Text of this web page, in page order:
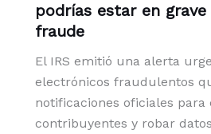
podrías estar en
fraude
El IRS emitió una alerta
electrónicos fraudulentos
notificaciones oficiales para
contribuyentes y robar